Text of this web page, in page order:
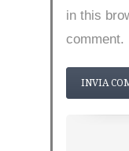
in this
comment.